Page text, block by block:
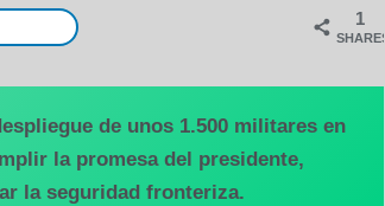
1
SHARES
de unos 1.500 militares en
la promesa del presidente,
la seguridad fronteriza.